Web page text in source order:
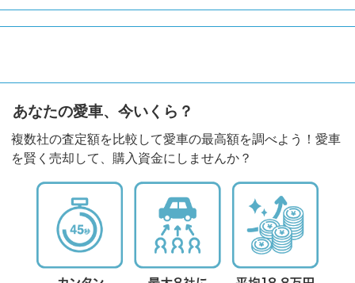
あなたの愛車、今いくら？
複数社の査定額を比較して愛車の最高額を調べよう！愛車
を賢く売却して、購入資金にしませんか？